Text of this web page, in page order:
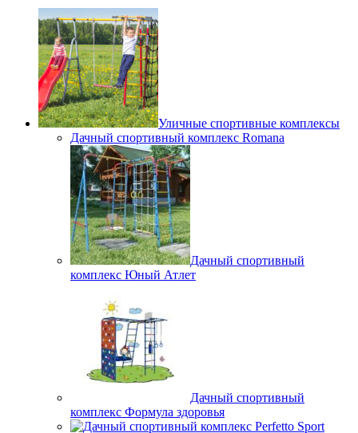
Уличные спортивные комплексы
Дачный спортивный комплекс Romana
Дачный спортивный
комплекс Юный Атлет
Дачный спортивный
комплекс Формула здоровья